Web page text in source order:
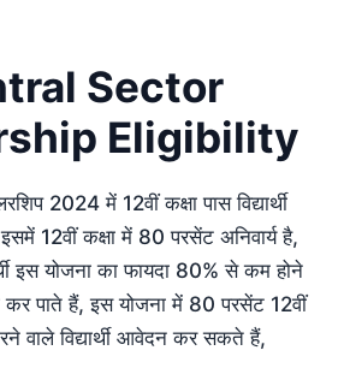
Sector
Eligibility
2024 में 12वीं कक्षा पास विद्यार्थी
12वीं कक्षा में 80 परसेंट अनिवार्य है,
इस योजना का फायदा 80% से कम होने
कर पाते हैं, इस योजना में 80 परसेंट 12वीं
वाले विद्यार्थी आवेदन कर सकते हैं,